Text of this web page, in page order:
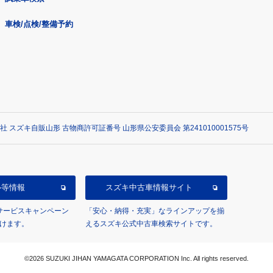
車検/点検/整備予約
スズキ自販山形 古物商許可証番号 山形県公安委員会 第241010001575号
情報
ービスキャンペーン
ます。
スズキ中古車情報サイト
「安心・納得・充実」なラインアップを揃
えるスズキ公式中古車検索サイトです。
©2026 SUZUKI JIHAN YAMAGATA CORPORATION Inc. All rights reserved.